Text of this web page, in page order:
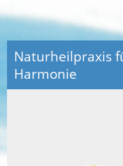
Naturheilpraxis
Harmonie